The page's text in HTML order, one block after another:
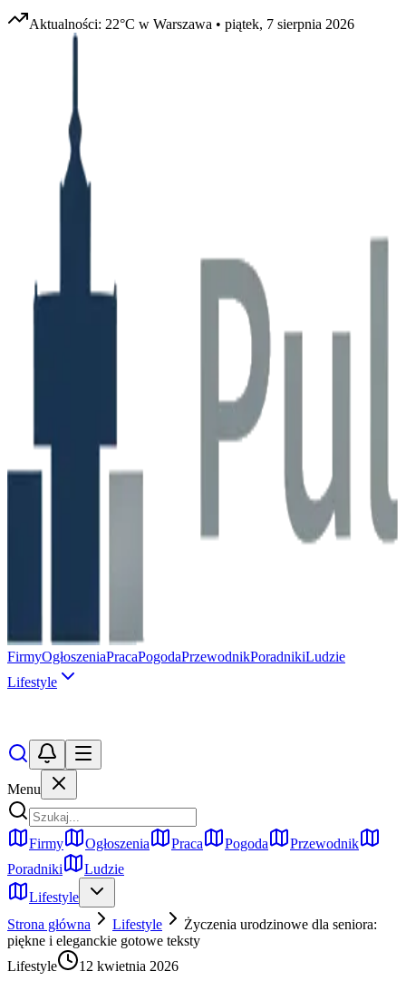
Aktualności: 22°C w Warszawa • piątek, 7 sierpnia 2026
FirmyOgłoszeniaPracaPogodaPrzewodnikPoradnikiLudzie
Lifestyle
Menu
Firmy Ogłoszenia Praca Pogoda
Przewodnik
Poradniki
Ludzie
Lifestyle
Strona główna
Lifestyle
Życzenia urodzinowe dla seniora:
piękne i eleganckie gotowe teksty
Lifestyle
12 kwietnia 2026